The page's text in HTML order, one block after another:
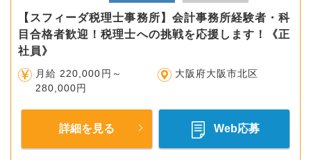
【スフィーダ税理士事務所】会計事務所経験者・科
目合格者歓迎！税理士への挑戦を応援します！《正
社員》
月給 220,000円～
280,000円
大阪府大阪市北区
詳細を見る Web応募